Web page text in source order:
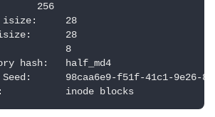
256
isize:     28
28
8
hash:   half_md4
98caa6e9-f51f-41c1-9e26-
inode blocks